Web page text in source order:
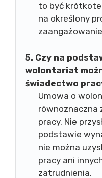
to być
na określony
5. Czy na
wolontariat
świadectwo
Umowa o
równoznaczna
pracy. Nie
podstawie
nie można
pracy ani
zatrudnienia.